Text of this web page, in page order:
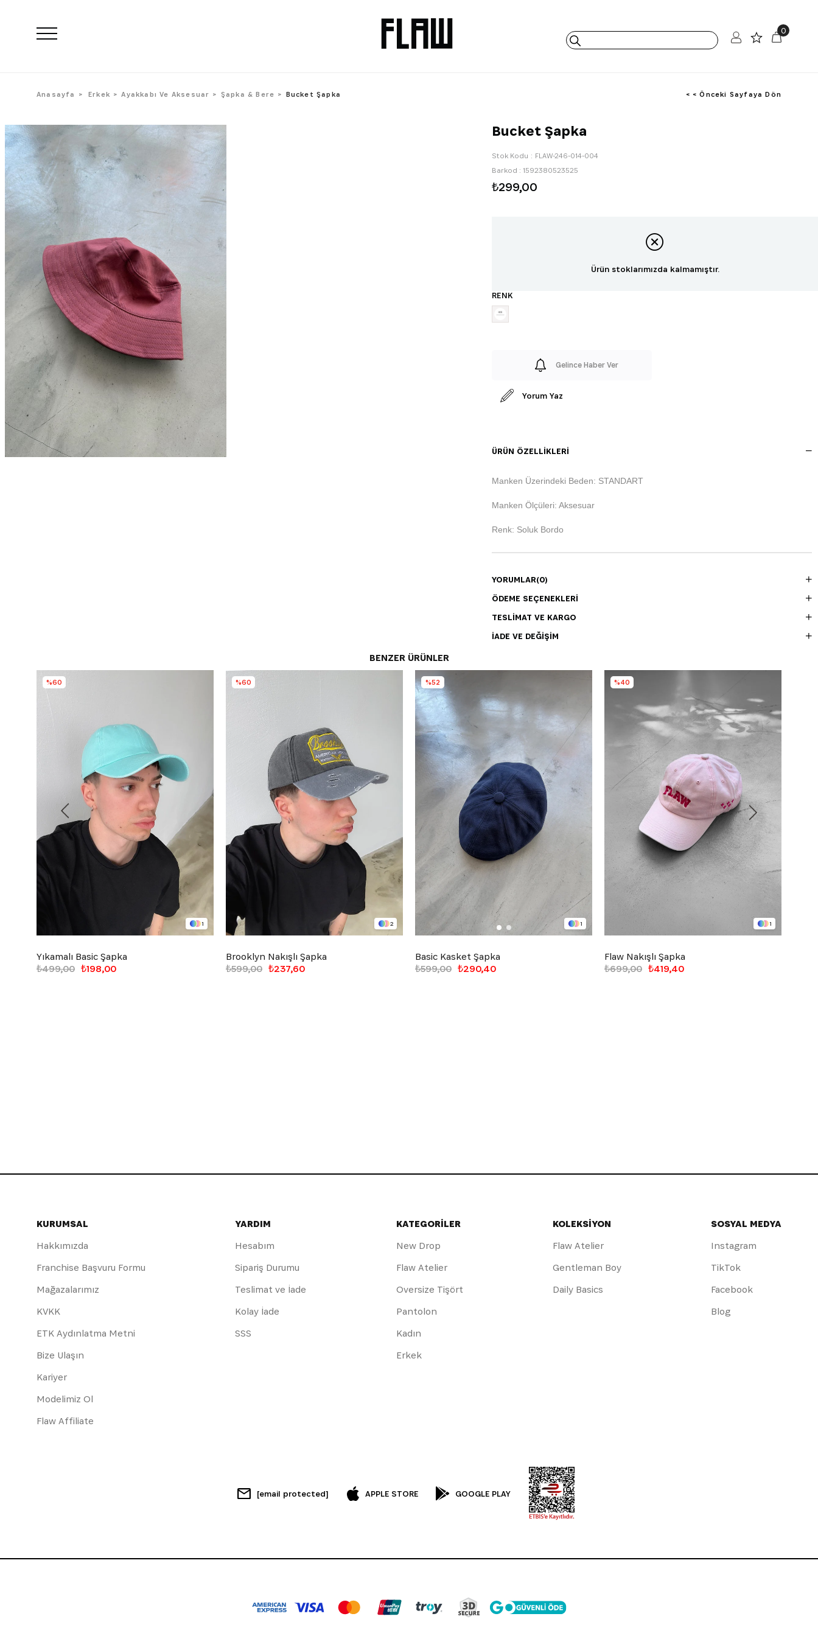
0
Anasayfa Erkek Ayakkabı Ve Aksesuar Şapka & Bere Bucket Şapka < < Önceki Sayfaya Dön
Bucket Şapka
Stok Kodu
FLAW-246-014-004
Barkod : 1592380523525
₺299,00
Ürün stoklarımızda kalmamıştır.
RENK
Gelince Haber Ver
Yorum Yaz
ÜRÜN ÖZELLIKLERI
Manken Üzerindeki Beden: STANDART
Manken Ölçüleri: Aksesuar
Renk: Soluk Bordo
YORUMLAR(0)
ÖDEME SEÇENEKLERI
TESLIMAT VE KARGO
İADE VE DEĞIŞIM
BENZER ÜRÜNLER
1
Yıkamalı Basic Şapka
₺198,00
₺499,00
%60
2
Brooklyn Nakışlı Şapka
₺237,60
₺599,00
%60
1
Basic Kasket Şapka
₺290,40
₺599,00
%52
1
Flaw Nakışlı Şapka
₺419,40
₺699,00
%40
KURUMSAL
Hakkımızda
Franchise Başvuru Formu
Mağazalarımız
KVKK
ETK Aydınlatma Metni
Bize Ulaşın
Kariyer
Modelimiz Ol
Flaw Affiliate
YARDIM
Hesabım
Sipariş Durumu
Teslimat ve İade
Kolay İade
SSS
KATEGORİLER
New Drop
Flaw Atelier
Oversize Tişört
Pantolon
Kadın
Erkek
KOLEKSİYON
Flaw Atelier
Gentleman Boy
Daily Basics
SOSYAL MEDYA
Instagram
TikTok
Facebook
Blog
[email protected] APPLE STORE GOOGLE PLAY